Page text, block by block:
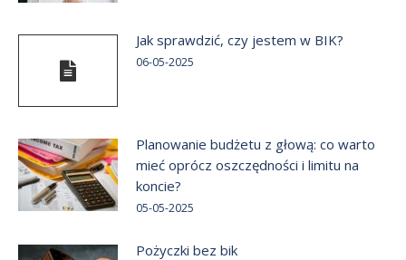
Jak sprawdzić, czy jestem w BIK?
06-05-2025
Planowanie budżetu z głową: co warto
mieć oprócz oszczędności i limitu na
koncie?
05-05-2025
Pożyczki bez bik